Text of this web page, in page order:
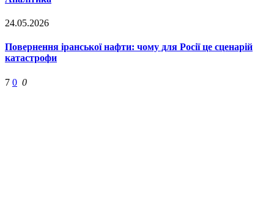
24.05.2026
Повернення іранської нафти: чому для Росії це сценарій
катастрофи
7 0 0